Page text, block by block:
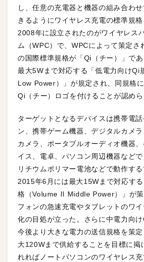
し、任意の充電器と機器の組み合わ
きるようにワイヤレス充電の標準規
2008年に設立されたのがワイヤレス
ム（WPC）で、WPCによって策定さ
の国際標準規格が「Qi（チー）」で
最大5Wまで対応する「低電力向けQi
Low Power）」が規定され、同規格
Qi（チー）ロゴを付けることが認めら
ターゲットとなるデバイスは携帯電
ン、携帯ゲーム機器、デジタルカメ
カメラ、ポータブルオーディオ機器
イス、電卓、パソコン周辺機器など
リチウムポリマー電池などで動作する
2015年6月には最大15Wまで対応す
格（Volume II Middle Power）」が策
フォンの急速充電やタブレットのワ
化の目処が立った。さらに中電力向
今後より大きな電力の送信規格を策
大120Wまで供給することを目標に掲
れればノートパソコンのワイヤレス